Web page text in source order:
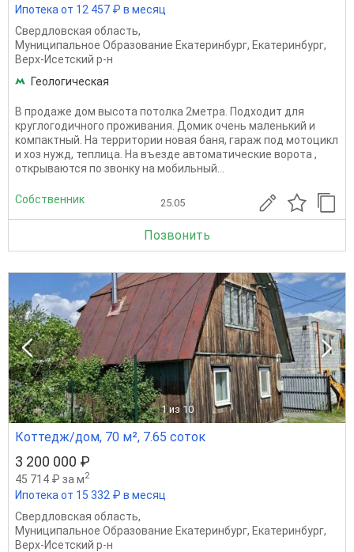
Ипотека от 12 457 ₽ в месяц
Свердловская область,
Муниципальное Образование Екатеринбург, Екатеринбург,
Верх-Исетский р-н
Геологическая
В продаже дом высота потолка 2метра. Подходит для
круглогодичного проживания. Домик очень маленький и
компактный. На территории новая баня, гараж под мотоцикл
и хоз нужд, теплица. На въезде автоматические ворота ,
открываются по звонку на мобильный...
Собственник 25.05
Позвонить
1 из 10
Коттедж/дом, 70 м², 7.65 соток
3 200 000 ₽
45 714 ₽ за м2
Ипотека от 15 332 ₽ в месяц
Свердловская область,
Муниципальное Образование Екатеринбург, Екатеринбург,
Верх-Исетский р-н